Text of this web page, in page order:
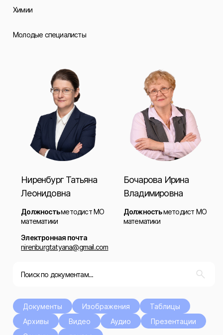
Химии
Молодые специалисты
Ниренбург Татьяна
Леонидовна
Должностьметодист МО
математики
Электронная почта
nirenburgtatyana@gmail.com
Бочарова Ирина
Владимировна
Должностьметодист МО
математики
Документы Изображения
Таблицы
Архивы
Видео Аудио
Презентации